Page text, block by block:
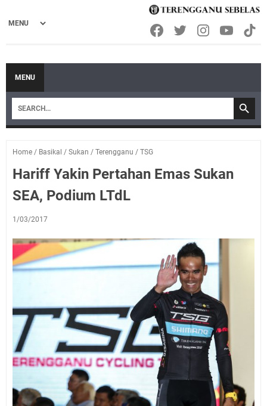
MENU
Home / Basikal / Sukan / Terengganu / TSG
Hariff Yakin Pertahan Emas Sukan
SEA, Podium LTdL
1/03/2017